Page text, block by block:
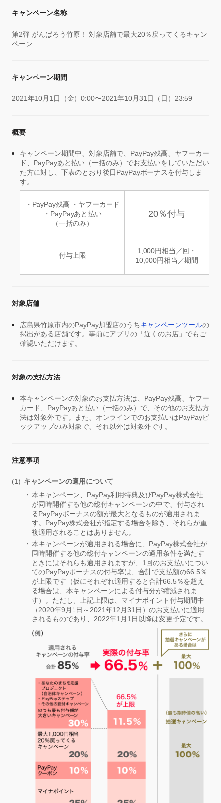
キャンペーン名称
第2弾 がんばろう竹原！ 対象店舗で最大20％戻ってくるキャン
ペーン
キャンペーン期間
2021年10月1日（金）0:00〜2021年10月31日（日）23:59
概要
キャンペーン期間中、対象店舗で、PayPay残高、ヤフーカー
ド、PayPayあと払い（一括のみ）でお支払いをしていただい
た方に対し、下表のとおり後日PayPayボーナスを付与しま
す。
・PayPay残高 ・ヤフーカード
・PayPayあと払い
（一括のみ）
20％付与
付与上限
1,000円相当／回・
10,000円相当／期間
対象店舗
広島県竹原市内のPayPay加盟店のうちキャンペーンツールの
掲出がある店舗です。事前にアプリの「近くのお店」でもご
確認いただけます。
対象の支払方法
本キャンペーンの対象のお支払方法は、PayPay残高、ヤフー
カード、PayPayあと払い（一括のみ）で、その他のお支払方
法は対象外です。また、オンラインでのお支払いはPayPayピ
ックアップのみ対象で、それ以外は対象外です。
注意事項
キャンペーンの適用について
本キャンペーン、PayPay利用特典及びPayPay株式会社
が同時開催する他の総付キャンペーンの中で、付与され
るPayPayボーナスの額が最大となるものが適用されま
す。PayPay株式会社が指定する場合を除き、それらが重
複適用されることはありません。
本キャンペーンが適用される場合に、PayPay株式会社が
同時開催する他の総付キャンペーンの適用条件を満たす
ときにはそれらも適用されますが、1回のお支払いについ
てのPayPayボーナスの付与率は、合計で支払額の66.5％
が上限です（仮にそれぞれ適用すると合計66.5％を超え
る場合は、本キャンペーンによる付与分が縮減されま
す）。ただし、上記上限は、マイナポイント付与期間中
（2020年9月1日～2021年12月31日）のお支払いに適用
されるものであり、2022年1月1日以降は変更予定です。